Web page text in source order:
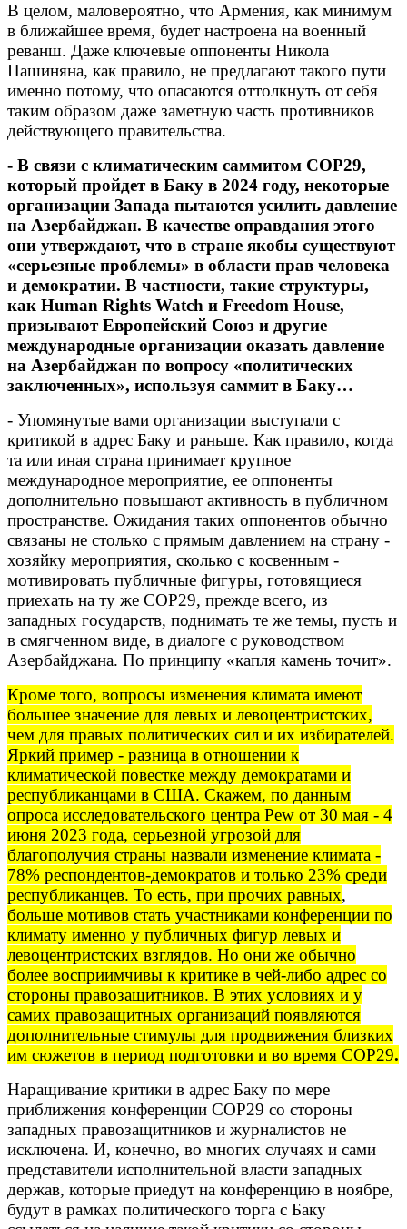
В целом, маловероятно, что Армения, как минимум
в ближайшее время, будет настроена на военный
реванш. Даже ключевые оппоненты Никола
Пашиняна, как правило, не предлагают такого пути
именно потому, что опасаются оттолкнуть от себя
таким образом даже заметную часть противников
действующего правительства.
- В связи с климатическим саммитом COP29,
который пройдет в Баку в 2024 году, некоторые
организации Запада пытаются усилить давление
на Азербайджан. В качестве оправдания этого
они утверждают, что в стране якобы существуют
«серьезные проблемы» в области прав человека
и демократии. В частности, такие структуры,
как Human Rights Watch и Freedom House,
призывают Европейский Союз и другие
международные организации оказать давление
на Азербайджан по вопросу «политических
заключенных», используя саммит в Баку…
- Упомянутые вами организации выступали с
критикой в адрес Баку и раньше. Как правило, когда
та или иная страна принимает крупное
международное мероприятие, ее оппоненты
дополнительно повышают активность в публичном
пространстве. Ожидания таких оппонентов обычно
связаны не столько с прямым давлением на страну -
хозяйку мероприятия, сколько с косвенным -
мотивировать публичные фигуры, готовящиеся
приехать на ту же COP29, прежде всего, из
западных государств, поднимать те же темы, пусть и
в смягченном виде, в диалоге с руководством
Азербайджана. По принципу «капля камень точит».
Кроме того, вопросы изменения климата имеют
большее значение для левых и левоцентристских,
чем для правых политических сил и их избирателей.
Яркий пример - разница в отношении к
климатической повестке между демократами и
республиканцами в США. Скажем, по данным
опроса исследовательского центра Pew от 30 мая - 4
июня 2023 года, серьезной угрозой для
благополучия страны назвали изменение климата -
78% респондентов-демократов и только 23% среди
республиканцев. То есть, при прочих равных,
больше мотивов стать участниками конференции по
климату именно у публичных фигур левых и
левоцентристских взглядов. Но они же обычно
более восприимчивы к критике в чей-либо адрес со
стороны правозащитников. В этих условиях и у
самих правозащитных организаций появляются
дополнительные стимулы для продвижения близких
им сюжетов в период подготовки и во время COP29.
Наращивание критики в адрес Баку по мере
приближения конференции СОР29 со стороны
западных правозащитников и журналистов не
исключена. И, конечно, во многих случаях и сами
представители исполнительной власти западных
держав, которые приедут на конференцию в ноябре,
будут в рамках политического торга с Баку